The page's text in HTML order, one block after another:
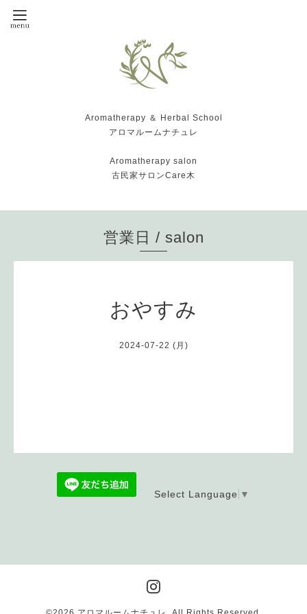
Aromatherapy ＆ Herbal School
アロマルームナチュレ
Aromatherapy salon
古民家サロンCare木
営業日 / salon
おやすみ
2024-07-22 (月)
Select Language ▼